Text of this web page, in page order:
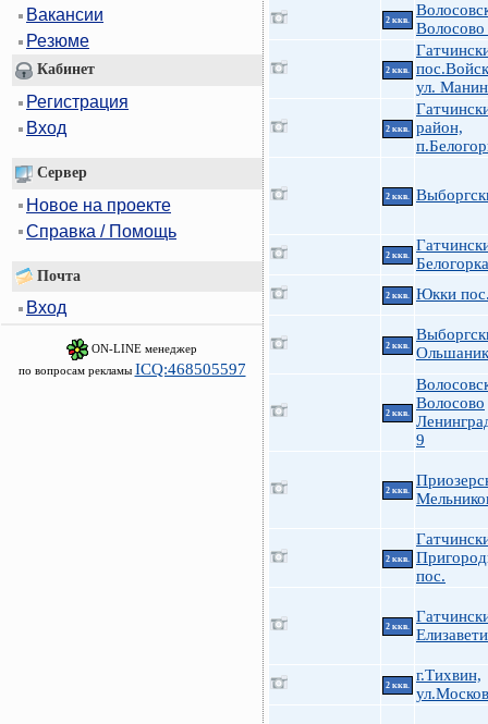
Вакансии
Резюме
Кабинет
Регистрация
Вход
Сервер
Новое на проекте
Справка / Помощь
Почта
Вход
ON-LINE менеджер
по вопросам рекламы ICQ:468505597
2 ккв.
Волосово
2 ккв.
ул.
2 ккв.
район,
2 ккв.
2 ккв.
2 ккв. Юкки
2 ккв.
2 ккв.
Волосово
9
2 ккв.
2 ккв.
пос.
2 ккв.
2 ккв.
г.Тихвин,